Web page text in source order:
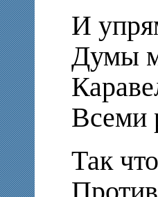
И
Думы
Всеми
Так